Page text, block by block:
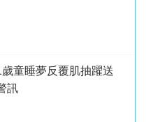
童睡夢反覆肌抽躍送
訊